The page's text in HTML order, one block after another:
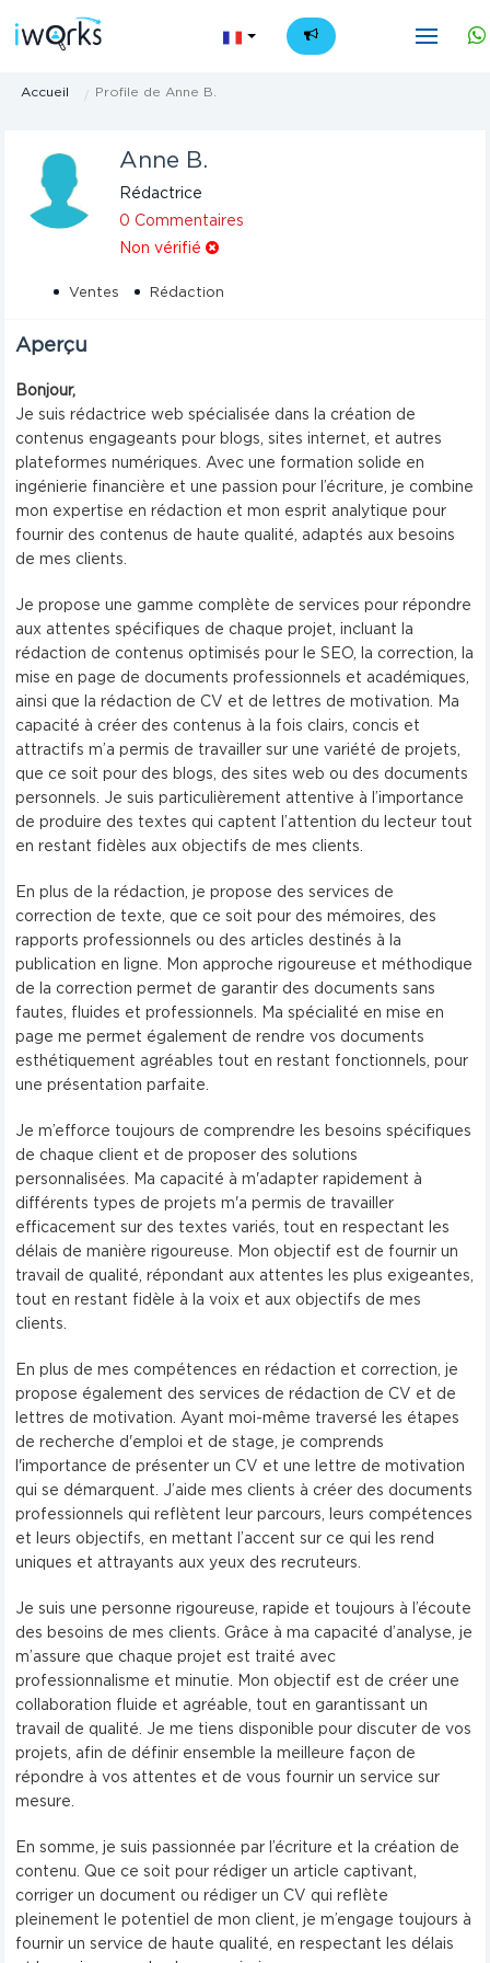
FR
Accueil Profile de Anne B.
Anne B.
Rédactrice
0 Commentaires
Non vérifié
Ventes Rédaction
Aperçu
Bonjour,
Je suis rédactrice web spécialisée dans la création de
contenus engageants pour blogs, sites internet, et autres
plateformes numériques. Avec une formation solide en
ingénierie financière et une passion pour l’écriture, je combine
mon expertise en rédaction et mon esprit analytique pour
fournir des contenus de haute qualité, adaptés aux besoins
de mes clients.
Je propose une gamme complète de services pour répondre
aux attentes spécifiques de chaque projet, incluant la
rédaction de contenus optimisés pour le SEO, la correction, la
mise en page de documents professionnels et académiques,
ainsi que la rédaction de CV et de lettres de motivation. Ma
capacité à créer des contenus à la fois clairs, concis et
attractifs m’a permis de travailler sur une variété de projets,
que ce soit pour des blogs, des sites web ou des documents
personnels. Je suis particulièrement attentive à l’importance
de produire des textes qui captent l’attention du lecteur tout
en restant fidèles aux objectifs de mes clients.
En plus de la rédaction, je propose des services de
correction de texte, que ce soit pour des mémoires, des
rapports professionnels ou des articles destinés à la
publication en ligne. Mon approche rigoureuse et méthodique
de la correction permet de garantir des documents sans
fautes, fluides et professionnels. Ma spécialité en mise en
page me permet également de rendre vos documents
esthétiquement agréables tout en restant fonctionnels, pour
une présentation parfaite.
Je m’efforce toujours de comprendre les besoins spécifiques
de chaque client et de proposer des solutions
personnalisées. Ma capacité à m'adapter rapidement à
différents types de projets m'a permis de travailler
efficacement sur des textes variés, tout en respectant les
délais de manière rigoureuse. Mon objectif est de fournir un
travail de qualité, répondant aux attentes les plus exigeantes,
tout en restant fidèle à la voix et aux objectifs de mes
clients.
En plus de mes compétences en rédaction et correction, je
propose également des services de rédaction de CV et de
lettres de motivation. Ayant moi-même traversé les étapes
de recherche d'emploi et de stage, je comprends
l'importance de présenter un CV et une lettre de motivation
qui se démarquent. J’aide mes clients à créer des documents
professionnels qui reflètent leur parcours, leurs compétences
et leurs objectifs, en mettant l’accent sur ce qui les rend
uniques et attrayants aux yeux des recruteurs.
Je suis une personne rigoureuse, rapide et toujours à l’écoute
des besoins de mes clients. Grâce à ma capacité d’analyse, je
m’assure que chaque projet est traité avec
professionnalisme et minutie. Mon objectif est de créer une
collaboration fluide et agréable, tout en garantissant un
travail de qualité. Je me tiens disponible pour discuter de vos
projets, afin de définir ensemble la meilleure façon de
répondre à vos attentes et de vous fournir un service sur
mesure.
En somme, je suis passionnée par l’écriture et la création de
contenu. Que ce soit pour rédiger un article captivant,
corriger un document ou rédiger un CV qui reflète
pleinement le potentiel de mon client, je m’engage toujours à
fournir un service de haute qualité, en respectant les délais